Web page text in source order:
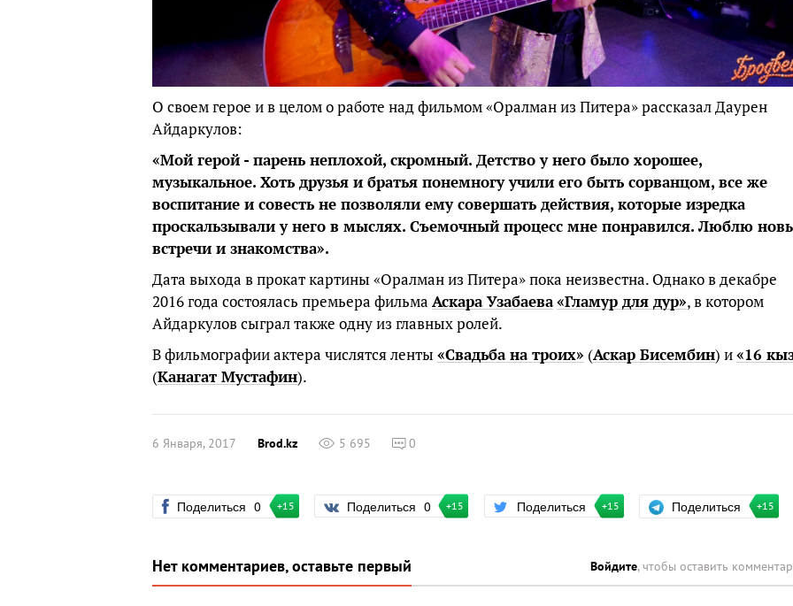
О своем герое и в целом о работе над фильмом «Оралман из Питера» рассказал Даурен
Айдаркулов:
«Мой герой - парень неплохой, скромный. Детство у него было хорошее,
музыкальное. Хоть друзья и братья понемногу учили его быть сорванцом, все же
воспитание и совесть не позволяли ему совершать действия, которые изредка
проскальзывали у него в мыслях. Съемочный процесс мне понравился. Люблю
встречи и знакомства».
Дата выхода в прокат картины «Оралман из Питера» пока неизвестна. Однако в декабре
2016 года состоялась премьера фильма Аскара Узабаева«Гламур для дур», в котором
Айдаркулов сыграл также одну из главных ролей.
В фильмографии актера числятся ленты «Свадьба на троих» (Аскар Бисембин) и«16
(Канагат Мустафин).
6 Января, 2017 Brod.kz 5 695 0
Поделиться 0 +15 Поделиться 0 +15 Поделиться +15 Поделиться +15
Нет комментариев, оставьте первый Войдите, чтобы оставить